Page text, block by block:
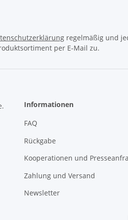
regelmäßig und
per E-Mail zu.
Informationen
FAQ
Rückgabe
Kooperationen und
Zahlung und Versand
Newsletter